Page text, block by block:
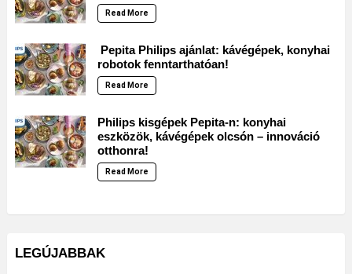
Read More
Pepita Philips ajánlat: kávégépek, konyhai
robotok fenntarthatóan!
Read More
Philips kisgépek Pepita-n: konyhai
eszközök, kávégépek olcsón – innováció
otthonra!
Read More
LEGÚJABBAK